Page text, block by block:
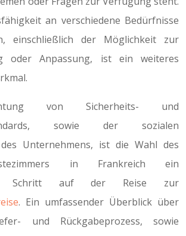
an verschiedene Bedürfnisse
einschließlich der Möglichkeit zur
oder Anpassung, ist ein weiteres
von Sicherheits- und
sowie der sozialen
Unternehmens, ist die Wahl des
in Frankreich ein
Schritt auf der Reise zur
. Ein umfassender Überblick über
und Rückgabeprozess, sowie